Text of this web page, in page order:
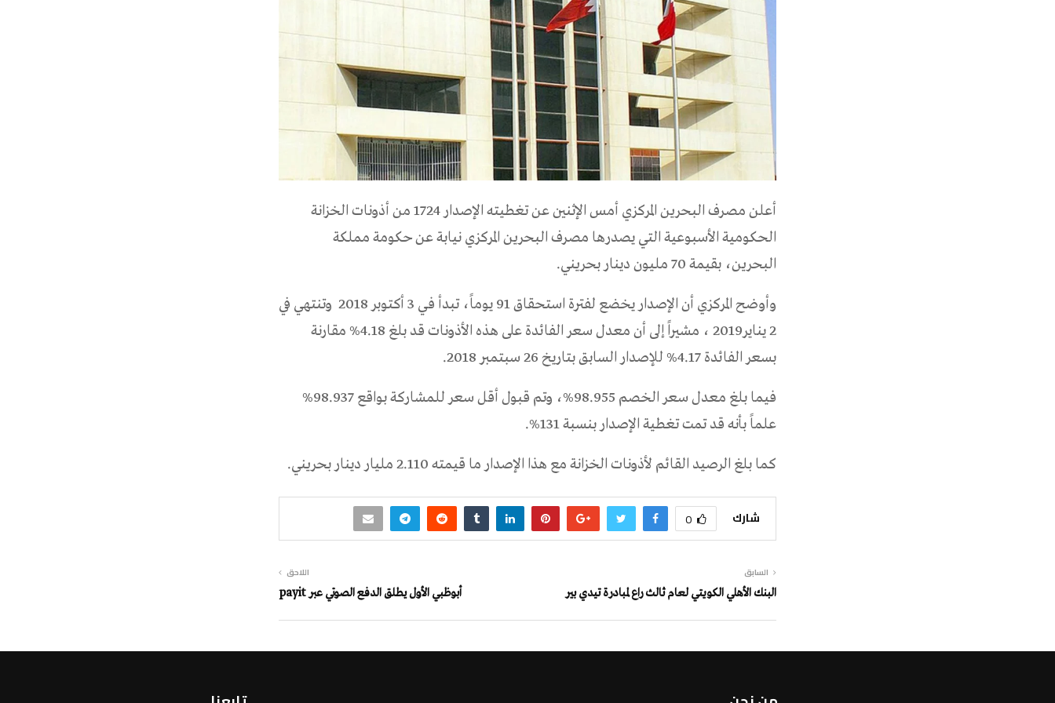
أعلن مصرف البحرين المركزي أمس الإثنين عن تغطيته الإصدار 1724 من أذونات الخزانة
الحكومية الأسبوعية التي يصدرها مصرف البحرين المركزي نيابة عن حكومة مملكة
البحرين، بقيمة 70 مليون دينار بحريني.
وأوضح المركزي أن الإصدار يخضع لفترة استحقاق 91 يوماً، تبدأ فـي 3 أكتوبر 2018 وتنتهي في
2 يناير2019 ، مشيراً إلى أن معدل سعر الفائدة على هذه الأذونات قد بلغ 4.18% مقارنة
بسعر الفائدة 4.17% للإصدار السابق بتاريخ 26 سبتمبر 2018.
فيما بلغ معدل سعر الخصم 98.955%، وتم قبول أقل سعر للمشاركة بواقع 98.937%
علماً بأنه قد تمت تغطية الإصدار بنسبة 131%.
كما بلغ الرصيد القائم لأذونات الخزانة مع هذا الإصدار ما قيمته 2.110 مليار دينار بحريني.
شارك 0
السابق
البنك الأهلي الكويتي لعام ثالث راع لمبادرة تيدي بير
اللاحق
أبوظبي الأول يطلق الدفع الصوتي عبر payit